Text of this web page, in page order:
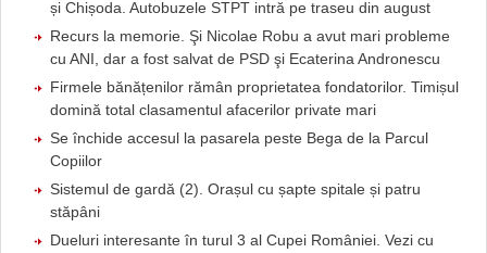
și Chișoda. Autobuzele STPT intră pe traseu din august
Recurs la memorie. Şi Nicolae Robu a avut mari probleme
cu ANI, dar a fost salvat de PSD şi Ecaterina Andronescu
Firmele bănățenilor rămân proprietatea fondatorilor. Timișul
domină total clasamentul afacerilor private mari
Se închide accesul la pasarela peste Bega de la Parcul
Copiilor
Sistemul de gardă (2). Orașul cu șapte spitale și patru
stăpâni
Dueluri interesante în turul 3 al Cupei României. Vezi cu